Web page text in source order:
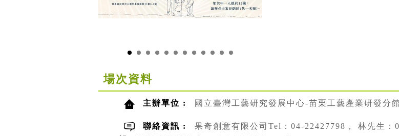
場次資料
主辦單位 : 國立臺灣工藝研究發展中心-苗栗工藝產業研發分
聯絡資訊 :
果奇創意有限公司Tel：04-22427798， 林先生